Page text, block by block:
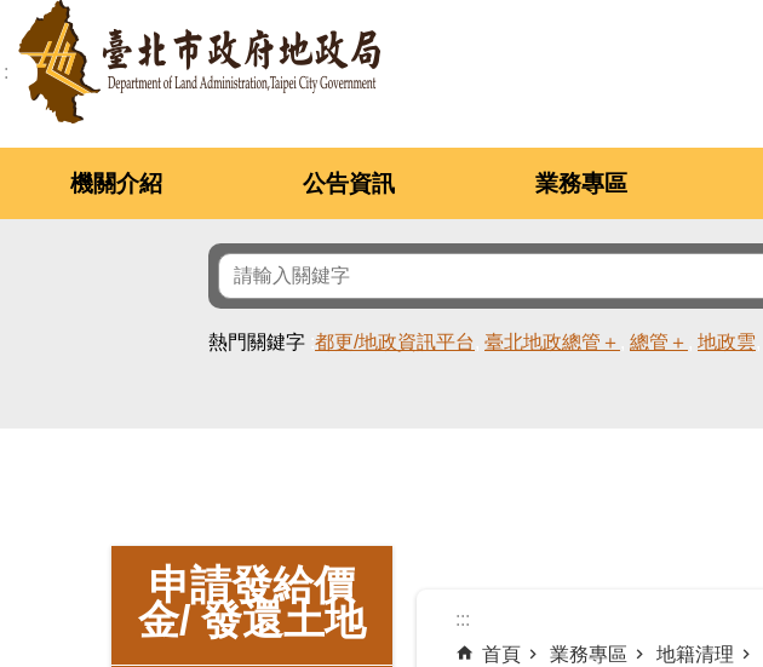
跳到主要內容區塊
機關介紹 公告資訊 業務專區
熱門關鍵字 都更/地政資訊平台 臺北地政總管＋ 總管＋ 地政雲
申請發給價
金/ 發還土地
:::
首頁
業務專區 地籍清理